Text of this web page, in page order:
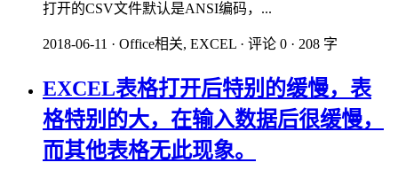
打开的CSV文件默认是ANSI编码，...
2018-06-11 · Office相关, EXCEL · 评论 0 · 208 字
EXCEL表格打开后特别的缓慢，表
格特别的大，在输入数据后很缓慢，
而其他表格无此现象。